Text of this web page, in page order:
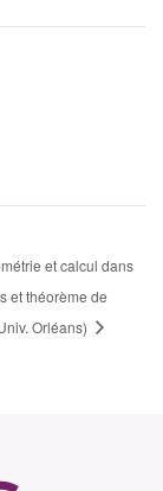
et calcul dans
et théorème de
Orléans)